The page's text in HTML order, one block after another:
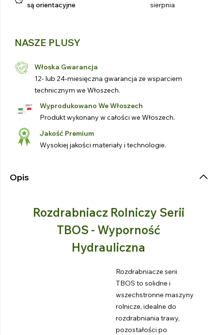
są orientacyjne
sierpnia
NASZE PLUSY
Włoska Gwarancja
12- lub 24-miesięczna gwarancja ze wsparciem
technicznym we Włoszech.
Wyprodukowano We Włoszech
Produkt wykonany w całości we Włoszech.
Jakość Premium
Wysokiej jakości materiały i technologie.
Opis
Rozdrabniacz Rolniczy Serii
TBOS - Wyporność
Hydrauliczna
Rozdrabniacze serii
TBOS to solidne i
wszechstronne maszyny
rolnicze, idealne do
rozdrabniania trawy,
pozostałości po